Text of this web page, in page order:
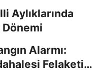
Aylıklarında
Dönemi
Alarmı:
Felaketi